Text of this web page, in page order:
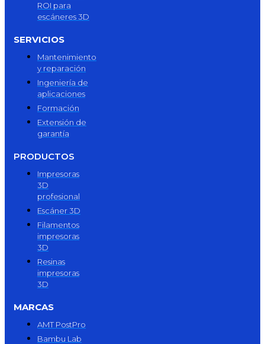
ROI para
escáneres 3D
SERVICIOS
Mantenimiento
y reparación
Ingeniería de
aplicaciones
Formación
Extensión de
garantía
PRODUCTOS
Impresoras
3D
profesional
Escáner 3D
Filamentos
impresoras
3D
Resinas
impresoras
3D
MARCAS
AMT PostPro
Bambu Lab